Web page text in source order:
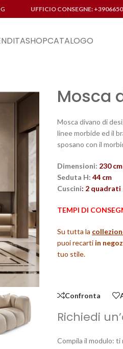
UFFICIO CONSEGNE:
SHOPCATALOGO
Mosca
Mosca divano di
linee morbide ed il
sposano con il
Dimensioni: 230
Seduta H: 44 cm
Cuscini: 2 quadrati
TEMPI DI
Su tutta la
puoi recarti in
tuo stile.
Confronta
Richiedi
Compila il modulo: